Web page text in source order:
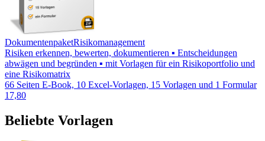
DokumentenpaketRisikomanagement
Risiken erkennen, bewerten, dokumentieren ▪ Entscheidungen
abwägen und begründen ▪ mit Vorlagen für ein Risikoportfolio und
eine Risikomatrix
66 Seiten E-Book, 10 Excel-Vorlagen, 15 Vorlagen und 1 Formular
17,80
Beliebte Vorlagen